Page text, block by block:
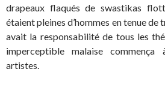
drapeaux flaqués de swastikas
étaient pleines d’hommes en tenue de
avait la responsabilité de tous les
imperceptible malaise commença
artistes.